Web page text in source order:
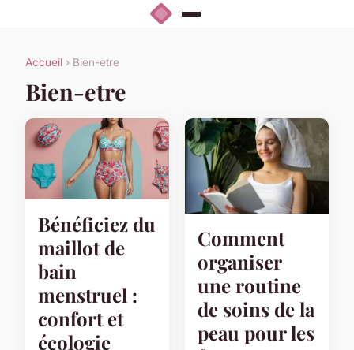
Accueil › Bien-etre
Bien-etre
Bénéficiez du
maillot de
bain
menstruel :
confort et
écologie
Comment
organiser
une routine
de soins de la
peau pour les